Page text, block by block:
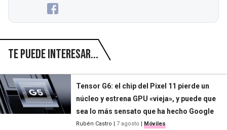
Te puede interesar...
Tensor G6: el chip del Pixel 11 pierde un
núcleo y estrena GPU «vieja», y puede que
sea lo más sensato que ha hecho Google
Rubén Castro | 7 agosto | Móviles